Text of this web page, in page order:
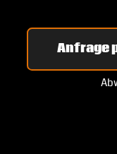
Anfrage